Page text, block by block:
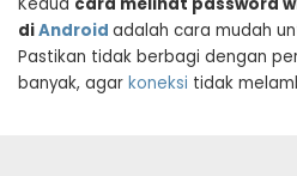
diAndroid adalah cara mudah
Pastikan tidak berbagi dengan
banyak, agar koneksi tidak